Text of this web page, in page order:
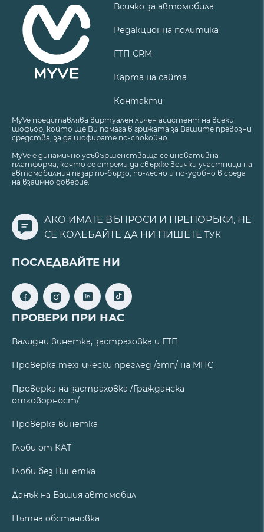
Всичко за автомобила
Редакционна политика
ГТП CRM
Карта на сайта
Контакти
MyVe представлява виртуален личен асистент на всеки
шофьор, който ще Ви помага в грижата за Вашите превозни
средства, за да шофирате по-спокойно.
MyVe е динамично усъвършенстваща се иновативна
платформа, която се стреми да свърже всички участници на
автомобилния пазар по-бързо, по-лесно и по-удобно в среда
на взаимно доверие.
АКО ИМАТЕ ВЪПРОСИ И ПРЕПОРЪКИ, НЕ
СЕ КОЛЕБАЙТЕ ДА НИ ПИШЕТЕ ТУК
ПОСЛЕДВАЙТЕ НИ
ПРОВЕРИ ПРИ НАС
Валидни винетка, застраховка и ГТП
Проверка технически преглед /гтп/ на МПС
Проверка на застраховка /Гражданска
отговорност/
Проверка винетка
Глоби от КАТ
Глоби без Винетка
Данък на Вашия автомобил
Пътна обстановка